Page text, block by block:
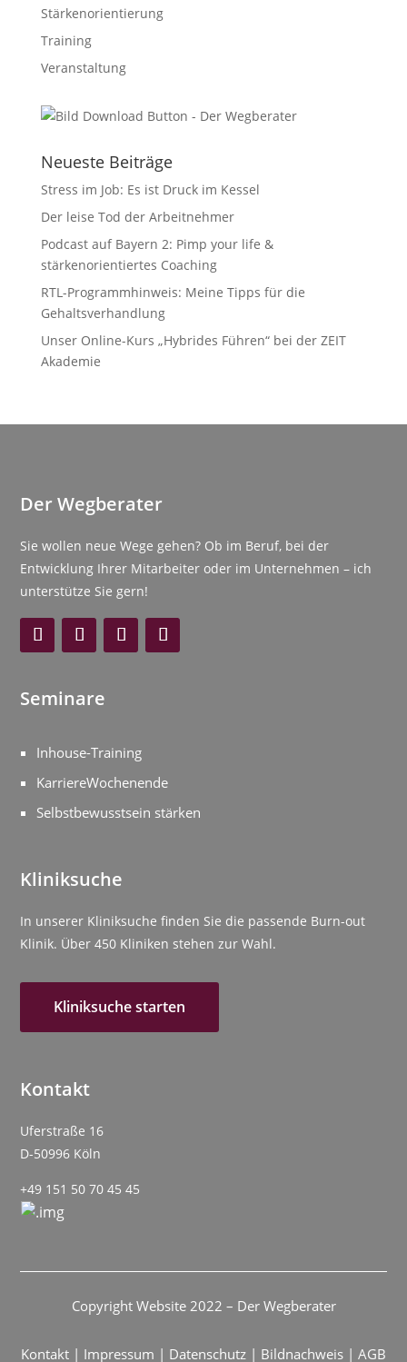
Stärkenorientierung
Training
Veranstaltung
Neueste Beiträge
Stress im Job: Es ist Druck im Kessel
Der leise Tod der Arbeitnehmer
Podcast auf Bayern 2: Pimp your life &
stärkenorientiertes Coaching
RTL-Programmhinweis: Meine Tipps für die
Gehaltsverhandlung
Unser Online-Kurs „Hybrides Führen“ bei der ZEIT
Akademie
Der Wegberater
Sie wollen neue Wege gehen? Ob im Beruf, bei der
Entwicklung Ihrer Mitarbeiter oder im Unternehmen – ich
unterstütze Sie gern!
Seminare
Inhouse-Training
KarriereWochenende
Selbstbewusstsein stärken
Kliniksuche
In unserer Kliniksuche finden Sie die passende Burn-out
Klinik. Über 450 Kliniken stehen zur Wahl.
Kliniksuche starten
Kontakt
Uferstraße 16
D-50996 Köln
+49 151 50 70 45 45
Copyright Website 2022 – Der Wegberater
Kontakt | Impressum | Datenschutz | Bildnachweis | AGB